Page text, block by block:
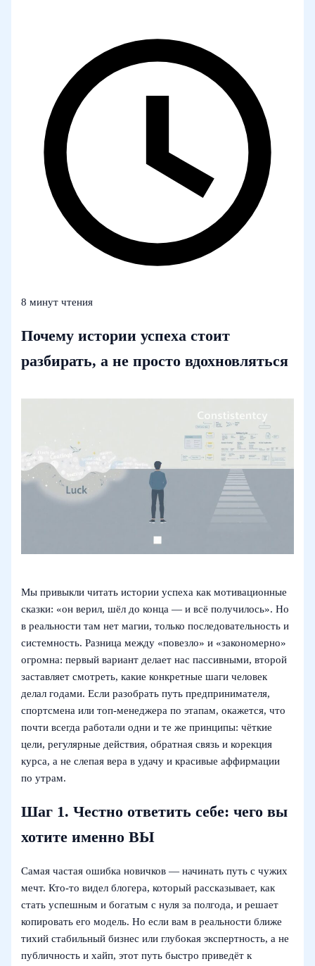
8 минут чтения
Почему истории успеха стоит
разбирать, а не просто вдохновляться
Мы привыкли читать истории успеха как мотивационные
сказки: «он верил, шёл до конца — и всё получилось». Но
в реальности там нет магии, только последовательность и
системность. Разница между «повезло» и «закономерно»
огромна: первый вариант делает нас пассивными, второй
заставляет смотреть, какие конкретные шаги человек
делал годами. Если разобрать путь предпринимателя,
спортсмена или топ-менеджера по этапам, окажется, что
почти всегда работали одни и те же принципы: чёткие
цели, регулярные действия, обратная связь и корекция
курса, а не слепая вера в удачу и красивые аффирмации
по утрам.
Шаг 1. Честно ответить себе: чего вы
хотите именно ВЫ
Самая частая ошибка новичков — начинать путь с чужих
мечт. Кто-то видел блогера, который рассказывает, как
стать успешным и богатым с нуля за полгода, и решает
копировать его модель. Но если вам в реальности ближе
тихий стабильный бизнес или глубокая экспертность, а не
публичность и хайп, этот путь быстро приведёт к